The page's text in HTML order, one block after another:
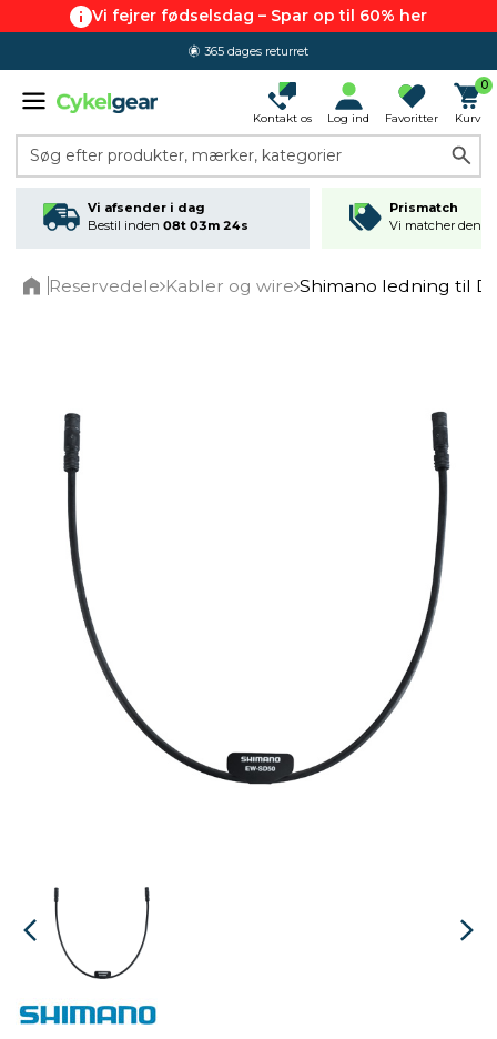
Vi fejrer fødselsdag – Spar op til 60% her
365 dages returret
Kontakt os Log ind Favoritter
0
Kurv
Søg efter produkter, mærker, kategorier
Vi afsender i dag
Bestil inden 08t 03m 23s
Prismatch
Vi matcher den
Reservedele Kabler og wire Shimano ledning til